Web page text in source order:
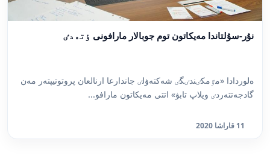
نۇر-سۇلتاندا مەيكاتون توم جوبالار مارافونى ٶتەدٸ
ەلوردادا «مٷمكٸندٸگٸ شەكتەۋلٸ جاندارعا ارنالعان پروتوتيپتەر مەن
گادجەتتەردٸ ويلاپ تابۋ» اتتى مەيكاتون مارافو...
11 قاراشا 2020